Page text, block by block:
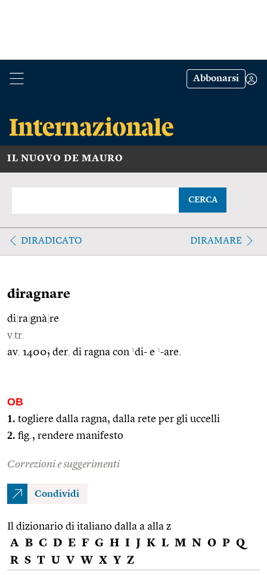
Abbonarsi
IL NUOVO DE MAURO
CERCA
DIRADICATO DIRAMARE
diragnare
di ra gnà re
v.tr.
av. 1400; der. di ragna con 1di- e 1-are.
OB
1. togliere dalla ragna, dalla rete per gli uccelli
2. fig., rendere manifesto
Correzioni e suggerimenti
Condividi
Il dizionario di italiano dalla a alla z
A B C D E F G H I J K L M N O P Q
R S T U V W X Y Z